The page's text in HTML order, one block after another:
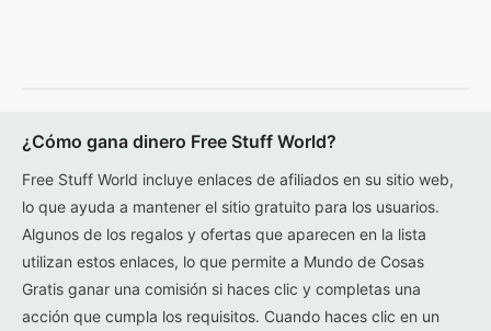
¿Cómo gana dinero Free Stuff World?
Free Stuff World incluye enlaces de afiliados en su sitio web,
lo que ayuda a mantener el sitio gratuito para los usuarios.
Algunos de los regalos y ofertas que aparecen en la lista
utilizan estos enlaces, lo que permite a Mundo de Cosas
Gratis ganar una comisión si haces clic y completas una
acción que cumpla los requisitos. Cuando haces clic en un